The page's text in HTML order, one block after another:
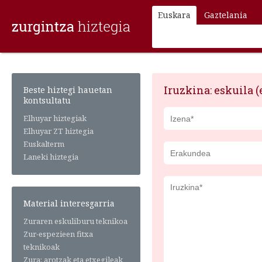
Euskara Gaztelania
Iruzkina: eskuila
Beste hiztegi hauetan
kontsultatu
Elhuyar hiztegiak
Elhuyar ZT hiztegia
Euskalterm
Laneki hiztegia
Material interesgarria
Zuraren eskuliburu teknikoa
Zur-espezieen fitxa
teknikoak
Zura: arotzak eta etxegileak